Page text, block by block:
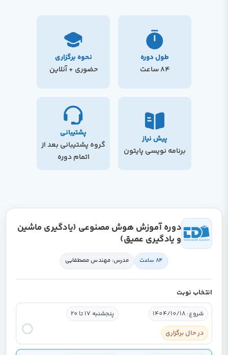
طول دوره
84 ساعت
نحوه برگزاری
حضوری + آنلاین
پیش نیاز
برنامه نویسی پایتون
پشتیبانی
گروه پشتیبانی بعد از
اتمام دوره
دوره آموزش هوش مصنوعی (یادگیری ماشین
و یادگیری عمیق)
84 ساعت مدرس: مهندس مصطفایی
انتخاب نوبت
شروع: 1404/10/18
پنجشنبه 17 تا 20
در حال برگزاری